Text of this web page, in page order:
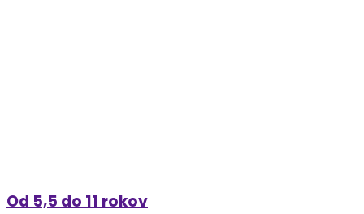
Od 5,5 do 11 rokov